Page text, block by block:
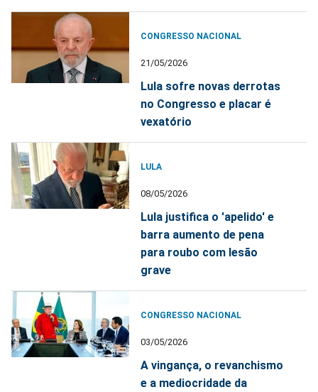
CONGRESSO NACIONAL
21/05/2026
Lula sofre novas derrotas
no Congresso e placar é
vexatório
LULA
08/05/2026
Lula justifica o 'apelido' e
barra aumento de pena
para roubo com lesão
grave
CONGRESSO NACIONAL
03/05/2026
A vingança, o revanchismo
e a mediocridade da